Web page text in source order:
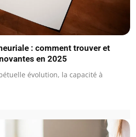
: comment trouver et
en 2025
évolution, la capacité à